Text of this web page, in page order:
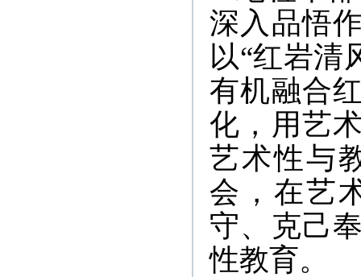
深入品悟
以“红岩清
有机融合
化，用艺
艺术性与
会，在艺
守、克己
性教育。